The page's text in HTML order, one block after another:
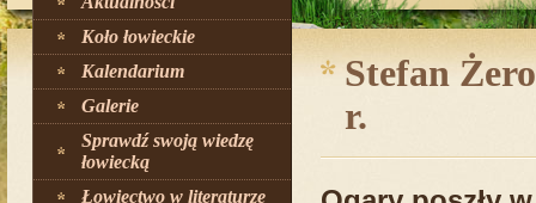
Koło łowieckie
Kalendarium
Galerie
Sprawdź swoją wiedzę
łowiecką
Łowiectwo w literaturze
Stefan
r.